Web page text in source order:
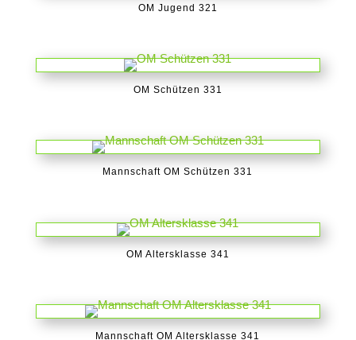
OM Jugend 321
OM Schützen 331
Mannschaft OM Schützen 331
OM Altersklasse 341
Mannschaft OM Altersklasse 341